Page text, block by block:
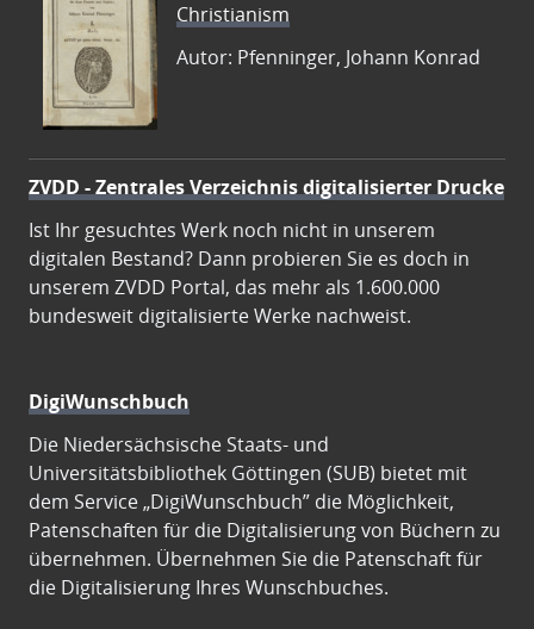
Christianism
Autor: Pfenninger, Johann Konrad
ZVDD - Zentrales Verzeichnis digitalisierter Drucke
Ist Ihr gesuchtes Werk noch nicht in unserem
digitalen Bestand? Dann probieren Sie es doch in
unserem ZVDD Portal, das mehr als 1.600.000
bundesweit digitalisierte Werke nachweist.
DigiWunschbuch
Die Niedersächsische Staats- und
Universitätsbibliothek Göttingen (SUB) bietet mit
dem Service „DigiWunschbuch” die Möglichkeit,
Patenschaften für die Digitalisierung von Büchern zu
übernehmen. Übernehmen Sie die Patenschaft für
die Digitalisierung Ihres Wunschbuches.